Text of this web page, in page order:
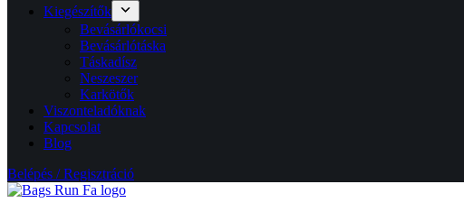
Kiegészítők
Bevásárlókocsi
Bevásárlótáska
Táskadísz
Neszeszer
Karkötők
Viszonteladóknak
Kapcsolat
Blog
Belépés / Regisztráció